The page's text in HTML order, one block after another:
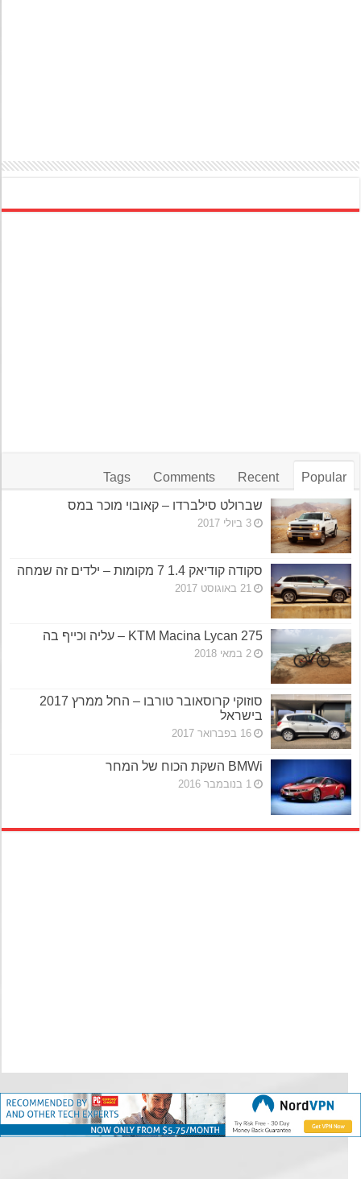
Popular
Recent
Comments
Tags
שברולט סילברדו – קאובוי מוכר במס
3 ביולי 2017
סקודה קודיאק 1.4 7 מקומות – ילדים זה שמחה
21 באוגוסט 2017
KTM Macina Lycan 275 – עליה וכייף בה
2 במאי 2018
סוזוקי קרוסאובר טורבו – החל ממרץ 2017
בישראל
16 בפברואר 2017
BMWi השקת הכוח של המחר
1 בנובמבר 2016